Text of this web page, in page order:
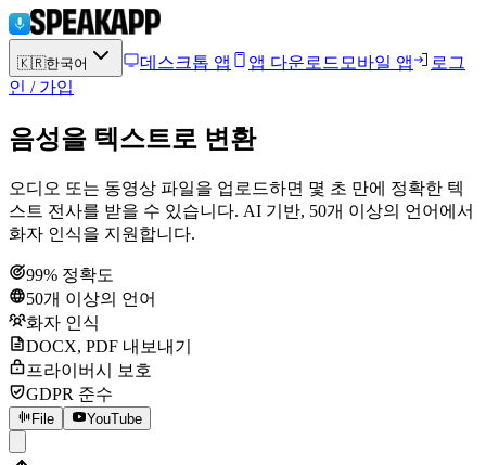
🇰🇷한국어 데스크톱 앱 앱 다운로드 모바일 앱
로그
인 / 가입
음성을 텍스트로 변환
오디오 또는 동영상 파일을 업로드하면 몇 초 만에 정확한 텍
스트 전사를 받을 수 있습니다. AI 기반, 50개 이상의 언어에서
화자 인식을 지원합니다.
99% 정확도
50개 이상의 언어
화자 인식
DOCX, PDF 내보내기
프라이버시 보호
GDPR 준수
File YouTube